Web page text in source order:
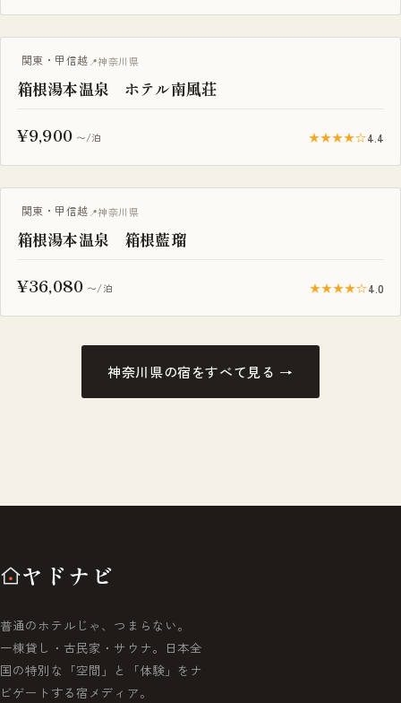
露天風呂付き客室
関東・甲信越 神奈川県
箱根湯本温泉 ホテル南風荘
¥9,900 〜/泊 ★★★★☆4.4
露天風呂付き客室
関東・甲信越 神奈川県
箱根湯本温泉 箱根藍瑠
¥36,080 〜/泊 ★★★★☆4.0
神奈川県の宿をすべて見る →
ヤドナビ
普通のホテルじゃ、つまらない。
一棟貸し・古民家・サウナ。日本全
国の特別な「空間」と「体験」をナ
ビゲートする宿メディア。